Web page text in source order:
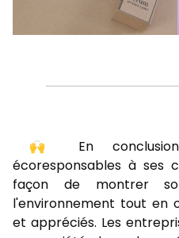
🙌 En
écoresponsables à ses
façon de montrer
l'environnement tout en
et appréciés. Les